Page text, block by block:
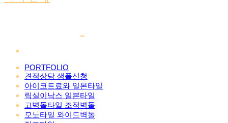
PORTFOLIO
견적상담 샘플신청
아이코트료와 일본타일
릭실이낙스 일본타일
고벽돌타일 조적벽돌
모노타일 와이드벽돌